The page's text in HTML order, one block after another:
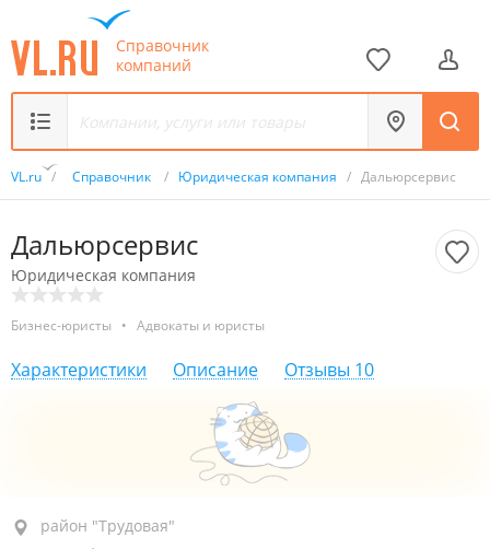
Справочник
компаний
VL.ru / Справочник / Юридическая компания / Дальюрсервис
Дальюрсервис
Юридическая компания
Бизнес-юристы • Адвокаты и юристы
Характеристики Описание Отзывы 10
район "Трудовая", ул. Вилкова, 15
район "Трудовая"